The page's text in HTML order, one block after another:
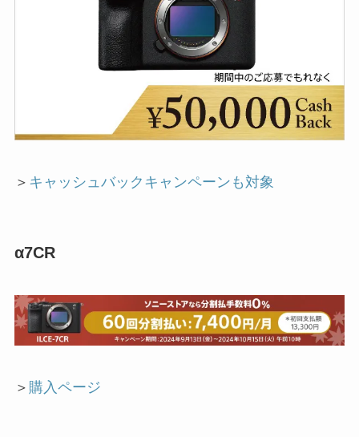
＞ キャッシュバックキャンペーンも対象
α7CR
＞ 購入ページ